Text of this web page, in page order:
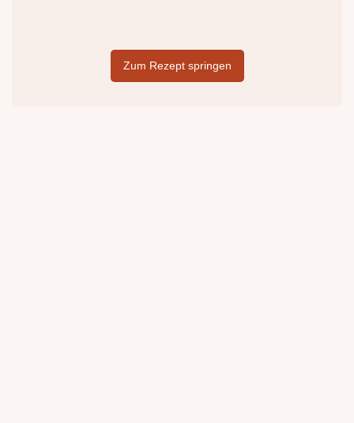
Zum Rezept springen